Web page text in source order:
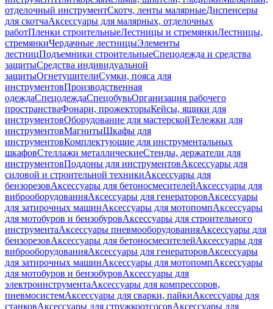
отделочный инструментСкотч, ленты малярныеДиспенсеры
для скотчаАксессуары для малярных, отделочных
работПленки строительныеЛестницы и стремянкиЛестницы,
стремянкиЧердачные лестницыЭлементы
лестницПодъемники строительныеСпецодежда и средства
защитыСредства индивидуальной
защитыОгнетушителиСумки, пояса для
инструментовПроизводственная
одеждаСпецодеждаСпецобувьОрганизация рабочего
пространстваФонари, прожекторыКейсы, ящики для
инструментовОборудование для мастерскойТележки для
инструментовМагнитыШкафы для
инструментовКомплектующие для инструментальных
шкафовСтеллажи металлическиеСтенды, держатели для
инструментовПоддоны для инструментовАксессуары для
силовой и строительной техникиАксессуары для
бензорезовАксессуары для бетоносмесителейАксессуары для
виброоборудованияАксессуары для генераторовАксессуары
для затирочных машинАксессуары для мотопомпАксессуары
для мотобуров и бензобуровАксессуары для строительного
инструментаАксессуары пневмооборудованияАксессуары для
бензорезовАксессуары для бетоносмесителейАксессуары для
виброоборудованияАксессуары для генераторовАксессуары
для затирочных машинАксессуары для мотопомпАксессуары
для мотобуров и бензобуровАксессуары для
электроинструментаАксессуары для компрессоров,
пневмосистемАксессуары для сварки, пайкиАксессуары для
станковАксессуары для стружкоотсосовАксессуары для